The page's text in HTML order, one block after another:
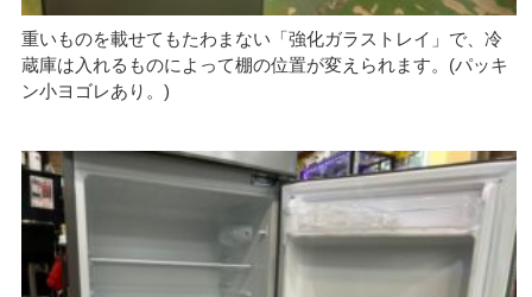
重いものを載せてもたわまない「強化ガラストレイ」で、冷
蔵庫は入れるものによって棚の位置が変えられます。(パッキ
ン小ヨゴレあり。)